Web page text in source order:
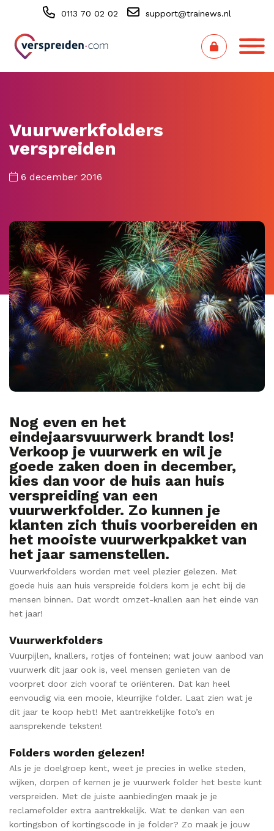
0113 70 02 02 support@trainews.nl
Vuurwerkfolders
verspreiden
6 december 2016
Nog even en het
eindejaarsvuurwerk brandt los!
Verkoop je vuurwerk en wil je
goede zaken doen in december,
kies dan voor de huis aan huis
verspreiding van een
vuurwerkfolder. Zo kunnen je
klanten zich thuis voorbereiden en
het mooiste vuurwerkpakket van
het jaar samenstellen.
Vuurwerkfolders worden met veel plezier gelezen. Met
goede huis aan huis verspreide folders kom je echt bij de
mensen binnen. Dat wordt omzet-knallen aan het einde van
het jaar!
Vuurwerkfolders
Vuurpijlen, knallers, rotjes of fonteinen; wat jouw aanbod van
vuurwerk dit jaar ook is, veel mensen genieten van de
voorpret door zich vooraf te oriënteren. Dat kan heel
eenvoudig via een mooie, kleurrijke folder. Laat zien wat je
dit jaar te koop hebt! Met aantrekkelijke foto’s en
aansprekende teksten!
Folders worden gelezen!
Als je je doelgroep kent, weet je precies in welke steden,
wijken, dorpen of kernen je je vuurwerk folder het beste kunt
verspreiden. Met de juiste aanbiedingen maak je je
reclamefolder extra aantrekkelijk. Wat te denken van een
kortingsbon of kortingscode in je folder? Zo maak je jouw